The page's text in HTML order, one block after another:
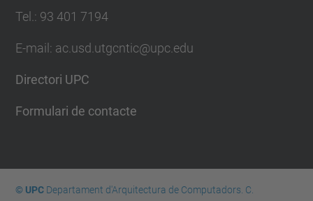
Tel.: 93 401 7194
E-mail: ac.usd.utgcntic@upc.edu
Directori UPC
Formulari de contacte
© UPCDepartament d'Arquitectura de Computadors. C.